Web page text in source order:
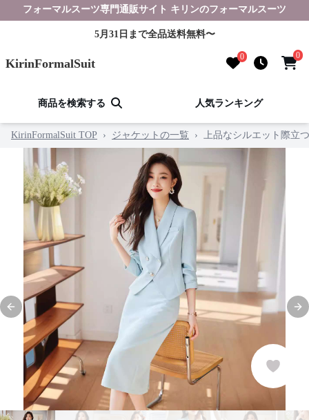
フォーマルスーツ専門通販サイト キリンのフォーマルスーツ
5月31日まで全品送料無料〜
KirinFormalSuit 0 0
商品を検索する 人気ランキング
KirinFormalSuit TOP › ジャケットの一覧 › 上品なシルエット際立
Previous slide